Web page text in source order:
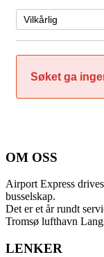
Søket ga
OM OSS
Airport Express
busselskap.
Det er et år rundt
Tromsø lufthavn
LENKER